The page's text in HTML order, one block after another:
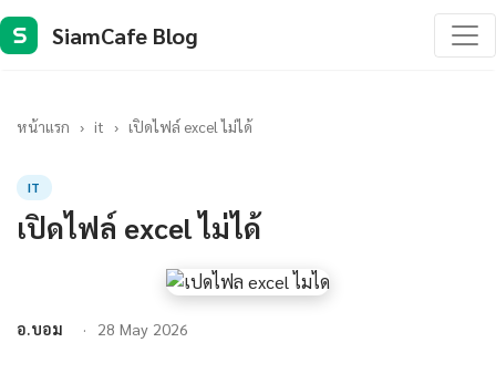
S SiamCafe Blog
หน้าแรก › it › เปิดไฟล์ excel ไม่ได้
IT
เปิดไฟล์ excel ไม่ได้
อ.บอม 28 May 2026